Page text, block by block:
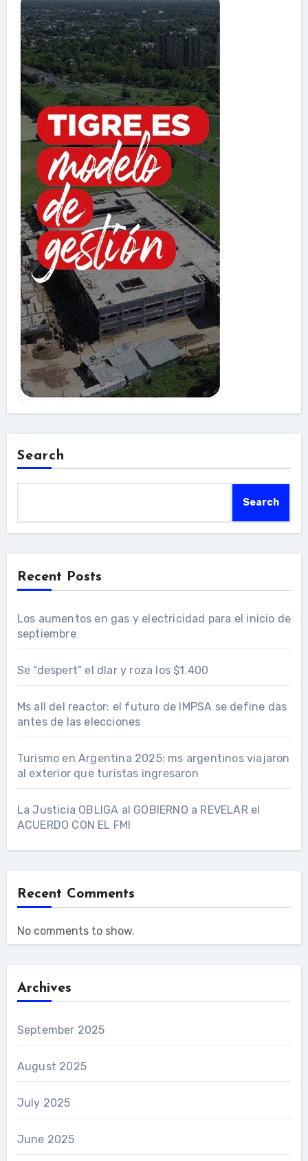
Search
Search
Recent Posts
Los aumentos en gas y electricidad para el inicio de
septiembre
Se “despert” el dlar y roza los $1.400
Ms all del reactor: el futuro de IMPSA se define das
antes de las elecciones
Turismo en Argentina 2025: ms argentinos viajaron
al exterior que turistas ingresaron
La Justicia OBLIGA al GOBIERNO a REVELAR el
ACUERDO CON EL FMI
Recent Comments
No comments to show.
Archives
September 2025
August 2025
July 2025
June 2025